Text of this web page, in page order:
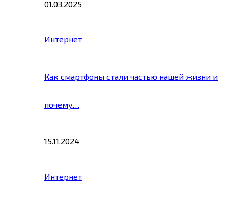
01.03.2025
Интернет
Как смартфоны стали частью нашей жизни и
почему…
15.11.2024
Интернет